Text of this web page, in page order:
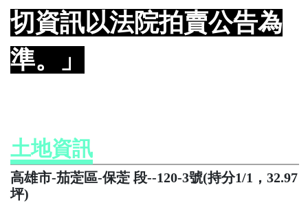
切資訊以法院拍賣公告為
準。」
土地資訊
高雄市-茄萣區-保萣 段--120-3號(持分1/1，32.97
坪)